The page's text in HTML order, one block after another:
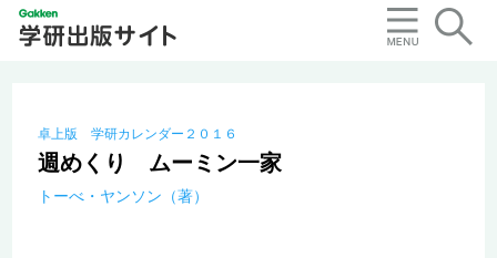
卓上版 学研カレンダー２０１６
週めくり ムーミン一家
トーべ・ヤンソン（著）